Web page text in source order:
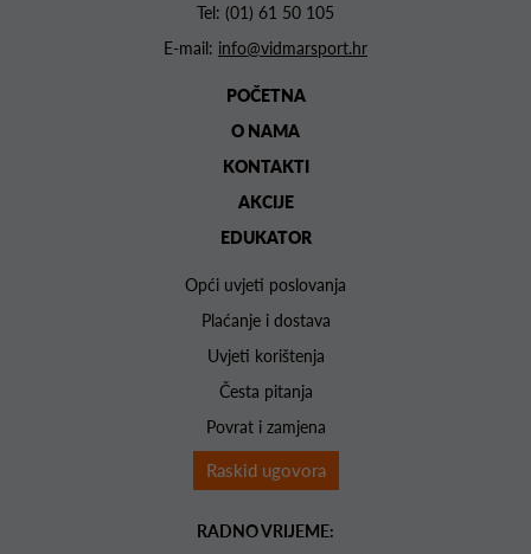
Tel: (01) 61 50 105
E-mail: info@vidmarsport.hr
POČETNA
O NAMA
KONTAKTI
AKCIJE
EDUKATOR
Opći uvjeti poslovanja
Plaćanje i dostava
Uvjeti korištenja
Česta pitanja
Povrat i zamjena
Raskid ugovora
RADNO VRIJEME: